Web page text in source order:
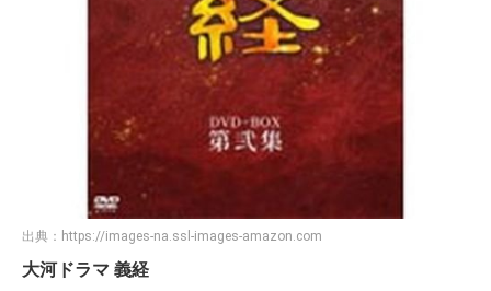
出典： https://images-na.ssl-images-amazon.com
大河ドラマ 義経